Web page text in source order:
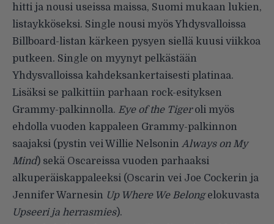
hitti ja nousi useissa maissa, Suomi mukaan lukien,
listaykköseksi. Single nousi myös Yhdysvalloissa
Billboard-listan kärkeen pysyen siellä kuusi viikkoa
putkeen. Single on myynyt pelkästään
Yhdysvalloissa kahdeksankertaisesti platinaa.
Lisäksi se palkittiin parhaan rock-esityksen
Grammy-palkinnolla. Eye of the Tigeroli myös
ehdolla vuoden kappaleen Grammy-palkinnon
saajaksi (pystin vei Willie Nelsonin Always on My
Mind) sekä Oscareissa vuoden parhaaksi
alkuperäiskappaleeksi (Oscarin vei Joe Cockerin ja
Jennifer Warnesin Up Where We Belongelokuvasta
Upseeri ja herrasmies).